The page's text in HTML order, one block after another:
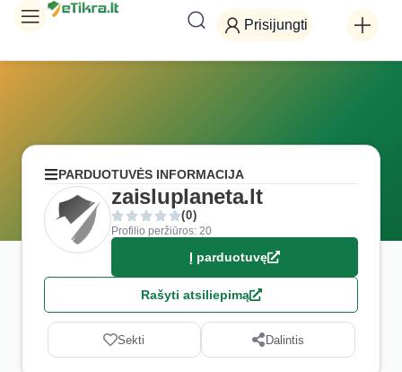
Prisijungti
PARDUOTUVĖS INFORMACIJA
zaisluplaneta.lt
(0)
Profilio peržiūros: 20
Į parduotuvę
Rašyti atsiliepimą
Sekti Dalintis